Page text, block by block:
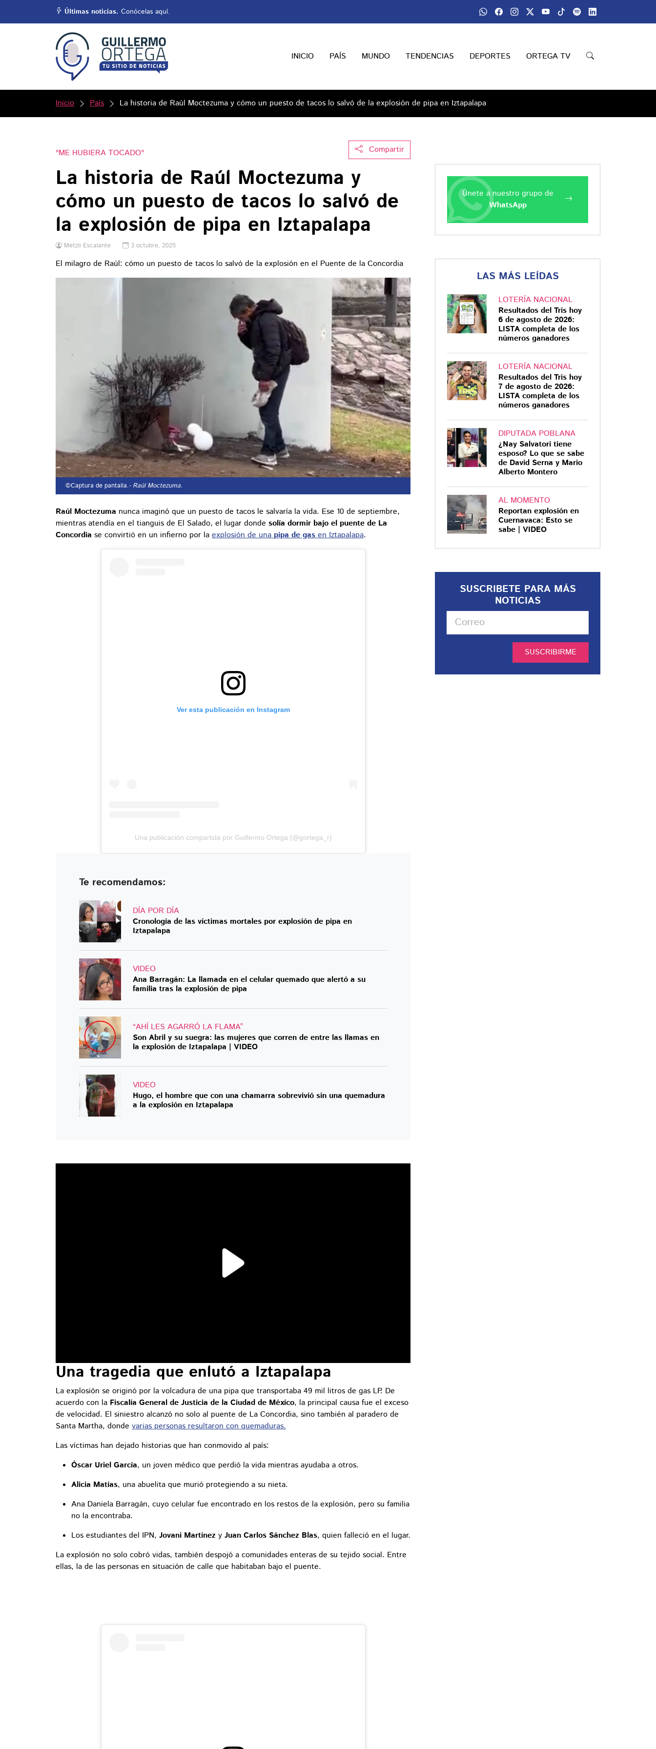
Últimas noticias. Conócelas aquí.
INICIO PAÍS MUNDO TENDENCIAS DEPORTES ORTEGA TV
Inicio País La historia de Raúl Moctezuma y cómo un puesto de tacos lo salvó de la explosión de pipa en Iztapalapa
Compartir
"ME HUBIERA TOCADO"
La historia de Raúl Moctezuma y
cómo un puesto de tacos lo salvó de
la explosión de pipa en Iztapalapa
Metzli Escalante 3 octubre, 2025
El milagro de Raúl: cómo un puesto de tacos lo salvó de la explosión en el Puente de la Concordia
©Captura de pantalla.- Raúl Moctezuma.
Raúl Moctezuma nunca imaginó que un puesto de tacos le salvaría la vida. Ese 10 de septiembre,
mientras atendía en el tianguis de El Salado, el lugar donde solía dormir bajo el puente de La
Concordia se convirtió en un infierno por la explosión de unapipa de gasen Iztapalapa.
Ver esta publicación en Instagram
Una publicación compartida por Guillermo Ortega (@gortega_r)
Te recomendamos:
DÍA POR DÍA
Cronología de las víctimas mortales por explosión de pipa en
Iztapalapa
VIDEO
Ana Barragán: La llamada en el celular quemado que alertó a su
familia tras la explosión de pipa
“AHÍ LES AGARRÓ LA FLAMA”
Son Abril y su suegra: las mujeres que corren de entre las llamas en
la explosión de Iztapalapa | VIDEO
VIDEO
Hugo, el hombre que con una chamarra sobrevivió sin una quemadura
a la explosión en Iztapalapa
Una tragedia que enlutó a Iztapalapa
La explosión se originó por la volcadura de una pipa que transportaba 49 mil litros de gas LP. De
acuerdo con la Fiscalía General de Justicia de la Ciudad de México, la principal causa fue el exceso
de velocidad. El siniestro alcanzó no solo al puente de La Concordia, sino también al paradero de
Santa Martha, donde varias personas resultaron con quemaduras.
Las víctimas han dejado historias que han conmovido al país:
Óscar Uriel García, un joven médico que perdió la vida mientras ayudaba a otros.
Alicia Matías, una abuelita que murió protegiendo a su nieta.
Ana Daniela Barragán, cuyo celular fue encontrado en los restos de la explosión, pero su familia
no la encontraba.
Los estudiantes del IPN, Jovani Martínez y Juan Carlos Sánchez Blas, quien falleció en el lugar.
La explosión no solo cobró vidas, también despojó a comunidades enteras de su tejido social. Entre
ellas, la de las personas en situación de calle que habitaban bajo el puente.
Únete a nuestro grupo de
WhatsApp
LAS MÁS LEÍDAS
LOTERÍA NACIONAL
Resultados del Tris hoy
6 de agosto de 2026:
LISTA completa de los
números ganadores
LOTERÍA NACIONAL
Resultados del Tris hoy
7 de agosto de 2026:
LISTA completa de los
números ganadores
DIPUTADA POBLANA
¿Nay Salvatori tiene
esposo? Lo que se sabe
de David Serna y Mario
Alberto Montero
AL MOMENTO
Reportan explosión en
Cuernavaca: Esto se
sabe | VIDEO
SUSCRIBETE PARA MÁS
NOTICIAS
SUSCRIBIRME